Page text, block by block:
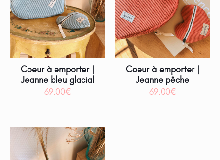
Coeur à emporter |
Jeanne bleu glacial
69.00€
Coeur à emporter |
Jeanne pêche
69.00€